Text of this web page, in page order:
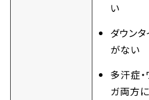
い
ダウンタ
がない
多汗症・
ガ両方